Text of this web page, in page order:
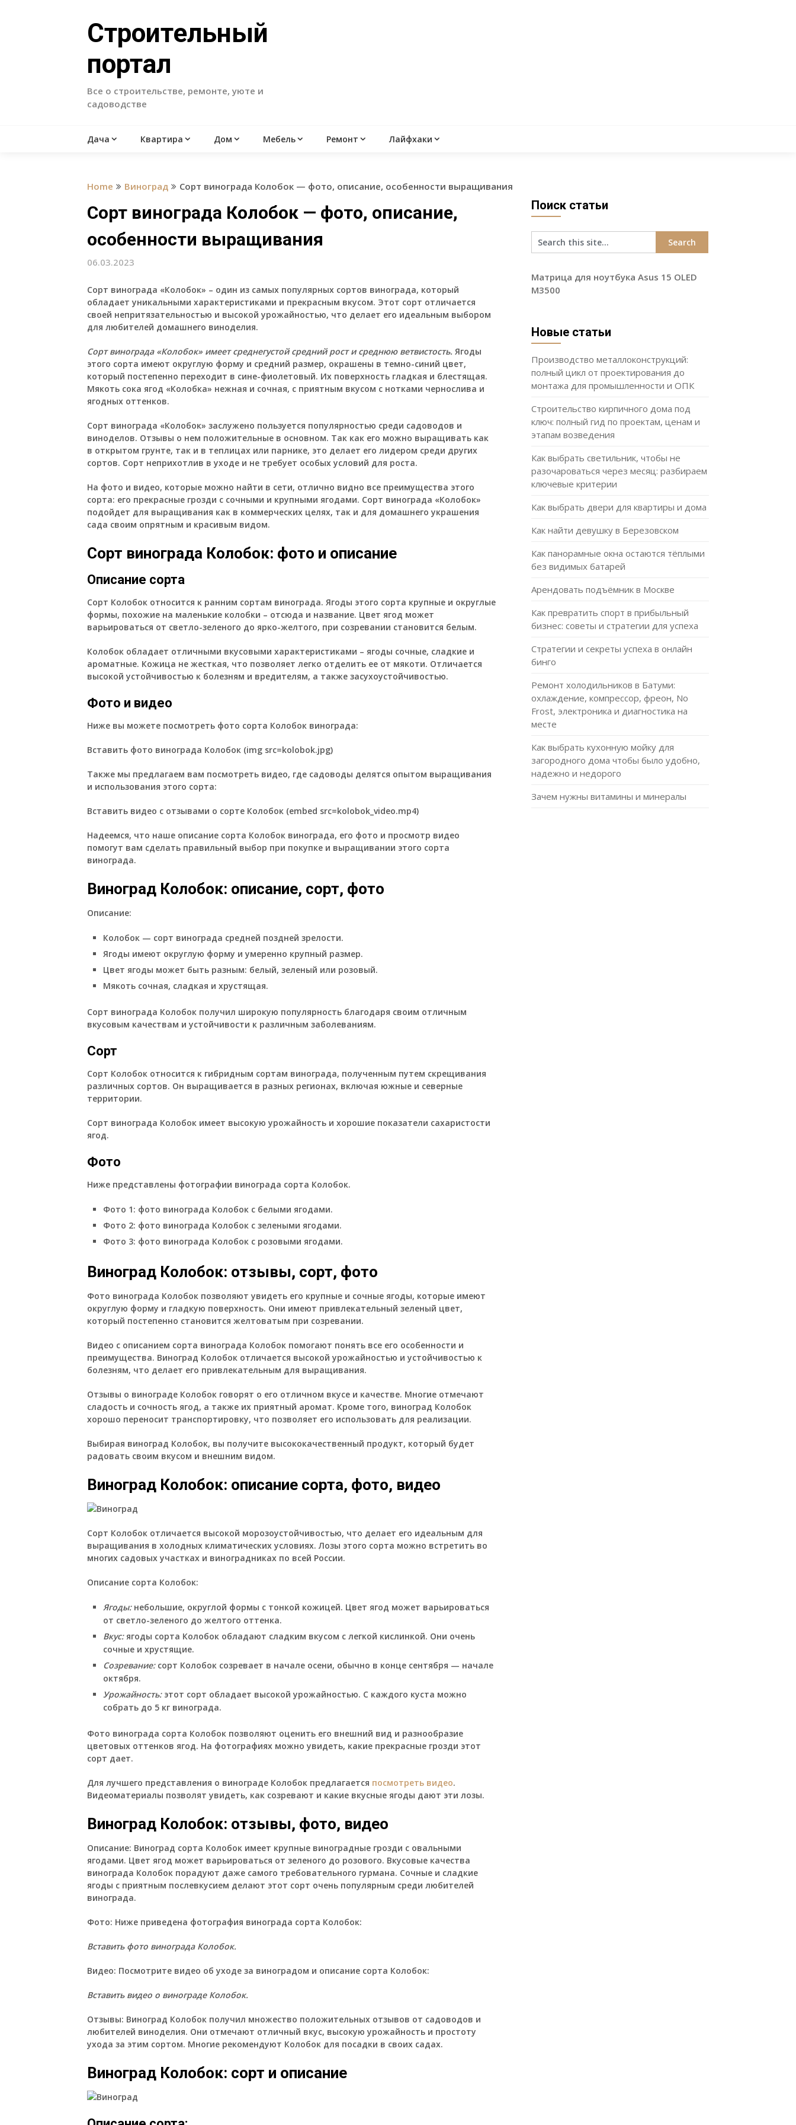
Строительный
портал
Все о строительстве, ремонте, уюте и
садоводстве
Дача Квартира Дом Мебель Ремонт Лайфхаки
Home Виноград Сорт винограда Колобок — фото, описание, особенности выращивания
Сорт винограда Колобок — фото, описание,
особенности выращивания
06.03.2023
Сорт винограда «Колобок» – один из самых популярных сортов винограда, который
обладает уникальными характеристиками и прекрасным вкусом. Этот сорт отличается
своей непритязательностью и высокой урожайностью, что делает его идеальным выбором
для любителей домашнего виноделия.
Сорт винограда «Колобок» имеет среднегустой средний рост и среднюю ветвистость. Ягоды
этого сорта имеют округлую форму и средний размер, окрашены в темно-синий цвет,
который постепенно переходит в сине-фиолетовый. Их поверхность гладкая и блестящая.
Мякоть сока ягод «Колобка» нежная и сочная, с приятным вкусом с нотками чернослива и
ягодных оттенков.
Сорт винограда «Колобок» заслужено пользуется популярностью среди садоводов и
виноделов. Отзывы о нем положительные в основном. Так как его можно выращивать как
в открытом грунте, так и в теплицах или парнике, это делает его лидером среди других
сортов. Сорт неприхотлив в уходе и не требует особых условий для роста.
На фото и видео, которые можно найти в сети, отлично видно все преимущества этого
сорта: его прекрасные грозди с сочными и крупными ягодами. Сорт винограда «Колобок»
подойдет для выращивания как в коммерческих целях, так и для домашнего украшения
сада своим опрятным и красивым видом.
Сорт винограда Колобок: фото и описание
Описание сорта
Сорт Колобок относится к ранним сортам винограда. Ягоды этого сорта крупные и округлые
формы, похожие на маленькие колобки – отсюда и название. Цвет ягод может
варьироваться от светло-зеленого до ярко-желтого, при созревании становится белым.
Колобок обладает отличными вкусовыми характеристиками – ягоды сочные, сладкие и
ароматные. Кожица не жесткая, что позволяет легко отделить ее от мякоти. Отличается
высокой устойчивостью к болезням и вредителям, а также засухоустойчивостью.
Фото и видео
Ниже вы можете посмотреть фото сорта Колобок винограда:
Вставить фото винограда Колобок (img src=kolobok.jpg)
Также мы предлагаем вам посмотреть видео, где садоводы делятся опытом выращивания
и использования этого сорта:
Вставить видео с отзывами о сорте Колобок (embed src=kolobok_video.mp4)
Надеемся, что наше описание сорта Колобок винограда, его фото и просмотр видео
помогут вам сделать правильный выбор при покупке и выращивании этого сорта
винограда.
Виноград Колобок: описание, сорт, фото
Описание:
Колобок — сорт винограда средней поздней зрелости.
Ягоды имеют округлую форму и умеренно крупный размер.
Цвет ягоды может быть разным: белый, зеленый или розовый.
Мякоть сочная, сладкая и хрустящая.
Сорт винограда Колобок получил широкую популярность благодаря своим отличным
вкусовым качествам и устойчивости к различным заболеваниям.
Сорт
Сорт Колобок относится к гибридным сортам винограда, полученным путем скрещивания
различных сортов. Он выращивается в разных регионах, включая южные и северные
территории.
Сорт винограда Колобок имеет высокую урожайность и хорошие показатели сахаристости
ягод.
Фото
Ниже представлены фотографии винограда сорта Колобок.
Фото 1: фото винограда Колобок с белыми ягодами.
Фото 2: фото винограда Колобок с зелеными ягодами.
Фото 3: фото винограда Колобок с розовыми ягодами.
Виноград Колобок: отзывы, сорт, фото
Фото винограда Колобок позволяют увидеть его крупные и сочные ягоды, которые имеют
округлую форму и гладкую поверхность. Они имеют привлекательный зеленый цвет,
который постепенно становится желтоватым при созревании.
Видео с описанием сорта винограда Колобок помогают понять все его особенности и
преимущества. Виноград Колобок отличается высокой урожайностью и устойчивостью к
болезням, что делает его привлекательным для выращивания.
Отзывы о винограде Колобок говорят о его отличном вкусе и качестве. Многие отмечают
сладость и сочность ягод, а также их приятный аромат. Кроме того, виноград Колобок
хорошо переносит транспортировку, что позволяет его использовать для реализации.
Выбирая виноград Колобок, вы получите высококачественный продукт, который будет
радовать своим вкусом и внешним видом.
Виноград Колобок: описание сорта, фото, видео
Сорт Колобок отличается высокой морозоустойчивостью, что делает его идеальным для
выращивания в холодных климатических условиях. Лозы этого сорта можно встретить во
многих садовых участках и виноградниках по всей России.
Описание сорта Колобок:
Ягоды:небольшие, округлой формы с тонкой кожицей. Цвет ягод может варьироваться
от светло-зеленого до желтого оттенка.
Вкус:ягоды сорта Колобок обладают сладким вкусом с легкой кислинкой. Они очень
сочные и хрустящие.
Созревание:сорт Колобок созревает в начале осени, обычно в конце сентября — начале
октября.
Урожайность:этот сорт обладает высокой урожайностью. С каждого куста можно
собрать до 5 кг винограда.
Фото винограда сорта Колобок позволяют оценить его внешний вид и разнообразие
цветовых оттенков ягод. На фотографиях можно увидеть, какие прекрасные грозди этот
сорт дает.
Для лучшего представления о винограде Колобок предлагается посмотреть видео.
Видеоматериалы позволят увидеть, как созревают и какие вкусные ягоды дают эти лозы.
Виноград Колобок: отзывы, фото, видео
Описание: Виноград сорта Колобок имеет крупные виноградные грозди с овальными
ягодами. Цвет ягод может варьироваться от зеленого до розового. Вкусовые качества
винограда Колобок порадуют даже самого требовательного гурмана. Сочные и сладкие
ягоды с приятным послевкусием делают этот сорт очень популярным среди любителей
винограда.
Фото: Ниже приведена фотография винограда сорта Колобок:
Вставить фото винограда Колобок.
Видео: Посмотрите видео об уходе за виноградом и описание сорта Колобок:
Вставить видео о винограде Колобок.
Отзывы: Виноград Колобок получил множество положительных отзывов от садоводов и
любителей виноделия. Они отмечают отличный вкус, высокую урожайность и простоту
ухода за этим сортом. Многие рекомендуют Колобок для посадки в своих садах.
Виноград Колобок: сорт и описание
Поиск статьи
Матрица для ноутбука Asus 15 OLED
M3500
Новые статьи
Производство металлоконструкций:
полный цикл от проектирования до
монтажа для промышленности и ОПК
Строительство кирпичного дома под
ключ: полный гид по проектам, ценам и
этапам возведения
Как выбрать светильник, чтобы не
разочароваться через месяц: разбираем
ключевые критерии
Как выбрать двери для квартиры и дома
Как найти девушку в Березовском
Как панорамные окна остаются тёплыми
без видимых батарей
Арендовать подъёмник в Москве
Как превратить спорт в прибыльный
бизнес: советы и стратегии для успеха
Стратегии и секреты успеха в онлайн
бинго
Ремонт холодильников в Батуми:
охлаждение, компрессор, фреон, No
Frost, электроника и диагностика на
месте
Как выбрать кухонную мойку для
загородного дома чтобы было удобно,
надежно и недорого
Зачем нужны витамины и минералы